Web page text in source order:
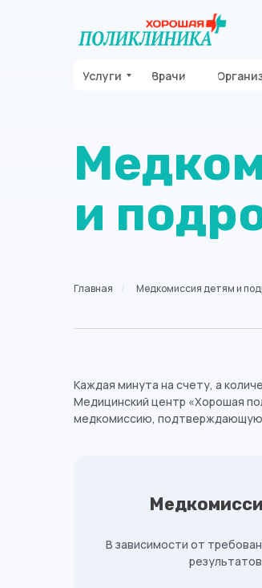
Услуги Врачи
и
Главная / Медкомиссия детям и
Каждая минута на счету, а
Медицинский центр «Хорошая
медкомиссию, подтверждающую
В зависимости от